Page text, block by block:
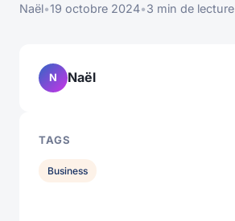
Naël•19 octobre 2024•3 min de lecture
N Naël
TAGS
Business